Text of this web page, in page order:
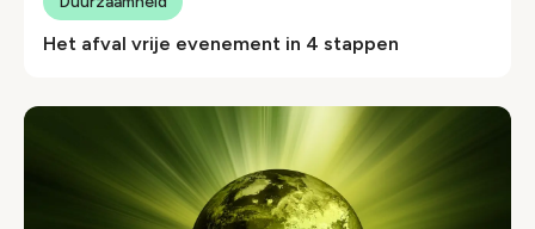
Het afval vrije evenement in 4 stappen